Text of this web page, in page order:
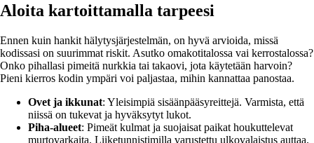
Aloita kartoittamalla tarpeesi
Ennen kuin hankit hälytysjärjestelmän, on hyvä arvioida, missä
kodissasi on suurimmat riskit. Asutko omakotitalossa vai kerrostalossa?
Onko pihallasi pimeitä nurkkia tai takaovi, jota käytetään harvoin?
Pieni kierros kodin ympäri voi paljastaa, mihin kannattaa panostaa.
Ovet ja ikkunat: Yleisimpiä sisäänpääsyreittejä. Varmista, että
niissä on tukevat ja hyväksytyt lukot.
Piha-alueet: Pimeät kulmat ja suojaisat paikat houkuttelevat
murtovarkaita. Liiketunnistimilla varustettu ulkovalaistus auttaa.